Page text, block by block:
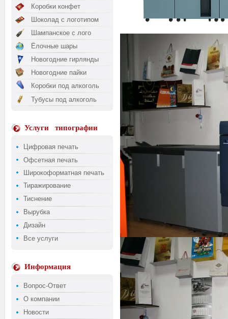
Коробки конфет
Шоколад с логотипом
Шампанское с лого
Ёлочные шары
Новогодние гирлянды
Новогодние пайки
Коробки под алкоголь
Тубусы под алкоголь
Услуги типографии
Цифровая печать
Офсетная печать
Широкоформатная печать
Тиражирование
Тиснение
Вырубка
Дизайн
Все услуги
Информация
Вопрос-Ответ
О компании
Новости